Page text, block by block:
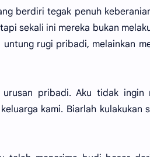
berdiri tegak penuh
sekali ini mereka bukan
rugi pribadi, melainkan
pribadi. Aku tidak ingin
kami. Biarlah kulakukan